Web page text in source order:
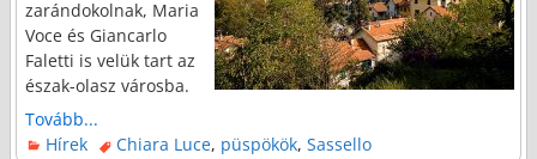
zarándokolnak, Maria
Voce és Giancarlo
Faletti is velük tart az
észak-olasz városba.
Tovább...
Hírek
Chiara Luce, püspökök, Sassello